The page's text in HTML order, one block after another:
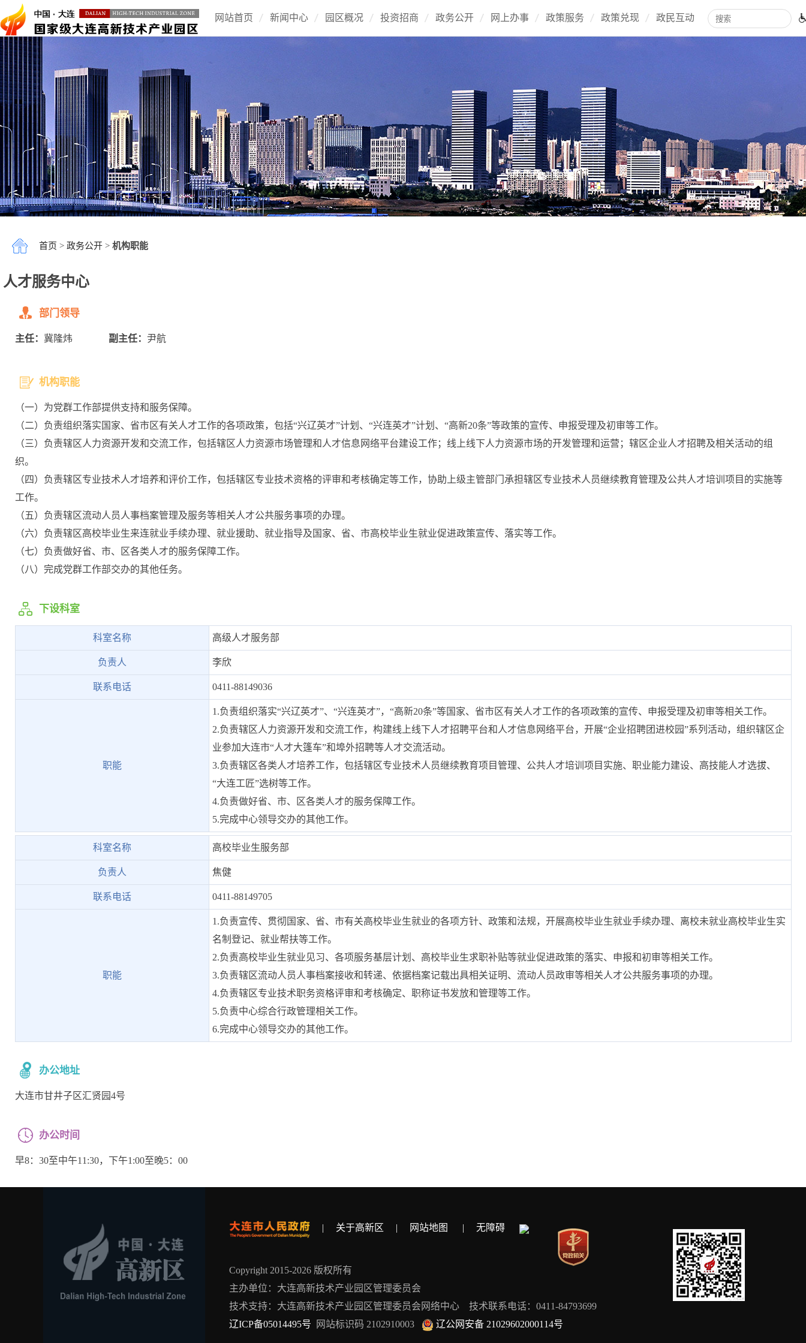
网站首页 新闻中心 园区概况 投资招商 政务公开 网上办事 政策服务 政策兑现 政民互动
首页 > 政务公开>机构职能
人才服务中心
部门领导
主任： 冀隆炜 副主任： 尹航
机构职能
（一）为党群工作部提供支持和服务保障。
（二）负责组织落实国家、省市区有关人才工作的各项政策，包括“兴辽英才”计划、“兴连英才”计划、“高新20条”等政策的宣传、申报受理及初审等工作。
（三）负责辖区人力资源开发和交流工作，包括辖区人力资源市场管理和人才信息网络平台建设工作；线上线下人力资源市场的开发管理和运营；辖区企业人才招聘及相关活动的组
织。
（四）负责辖区专业技术人才培养和评价工作，包括辖区专业技术资格的评审和考核确定等工作，协助上级主管部门承担辖区专业技术人员继续教育管理及公共人才培训项目的实施等
工作。
（五）负责辖区流动人员人事档案管理及服务等相关人才公共服务事项的办理。
（六）负责辖区高校毕业生来连就业手续办理、就业援助、就业指导及国家、省、市高校毕业生就业促进政策宣传、落实等工作。
（七）负责做好省、市、区各类人才的服务保障工作。
（八）完成党群工作部交办的其他任务。
下设科室
科室名称 高级人才服务部
负责人 李欣
联系电话 0411-88149036
职能
1.负责组织落实“兴辽英才”、“兴连英才”，“高新20条”等国家、省市区有关人才工作的各项政策的宣传、申报受理及初审等相关工作。
2.负责辖区人力资源开发和交流工作，构建线上线下人才招聘平台和人才信息网络平台，开展“企业招聘团进校园”系列活动，组织辖区企
业参加大连市“人才大篷车”和埠外招聘等人才交流活动。
3.负责辖区各类人才培养工作，包括辖区专业技术人员继续教育项目管理、公共人才培训项目实施、职业能力建设、高技能人才选拔、
“大连工匠”选树等工作。
4.负责做好省、市、区各类人才的服务保障工作。
5.完成中心领导交办的其他工作。
科室名称 高校毕业生服务部
负责人 焦健
联系电话 0411-88149705
职能
1.负责宣传、贯彻国家、省、市有关高校毕业生就业的各项方针、政策和法规，开展高校毕业生就业手续办理、离校未就业高校毕业生实
名制登记、就业帮扶等工作。
2.负责高校毕业生就业见习、各项服务基层计划、高校毕业生求职补贴等就业促进政策的落实、申报和初审等相关工作。
3.负责辖区流动人员人事档案接收和转递、依据档案记载出具相关证明、流动人员政审等相关人才公共服务事项的办理。
4.负责辖区专业技术职务资格评审和考核确定、职称证书发放和管理等工作。
5.负责中心综合行政管理相关工作。
6.完成中心领导交办的其他工作。
办公地址
大连市甘井子区汇贤园4号
办公时间
早8：30至中午11:30，下午1:00至晚5：00
| 关于高新区 | 网站地图 | 无障碍
Copyright 2015-2026 版权所有
主办单位：大连高新技术产业园区管理委员会
技术支持：大连高新技术产业园区管理委员会网络中心 技术联系电话：0411-84793699
辽ICP备05014495号 网站标识码 2102910003 辽公网安备 21029602000114号